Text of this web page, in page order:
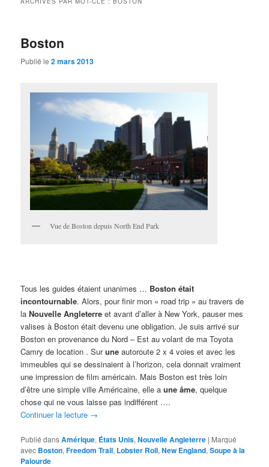
Boston
Publié le2 mars 2013
Vue de Boston depuis North End Park
Tous les guides étaient unanimes … Boston était
incontournable. Alors, pour finir mon « road trip » au travers de
laNouvelle Angleterre et avant d’aller à New York, pauser mes
valises à Boston était devenu une obligation. Je suis arrivé sur
Boston en provenance du Nord – Est au volant de ma Toyota
Camry de location . Surune autoroute 2 x 4 voies et avec les
immeubles qui se dessinaient à l’horizon, cela donnait vraiment
une impression de film américain. Mais Boston est très loin
d’être une simple ville Américaine, elle a une âme, quelque
chose qui ne vous laisse pas indifférent ….
Continuer la lecture →
Publié dansAmérique, États Unis,Nouvelle Angleterre | Marqué
avec Boston,Freedom Trail, Lobster Roll,New England,Soupe à la
Palourde